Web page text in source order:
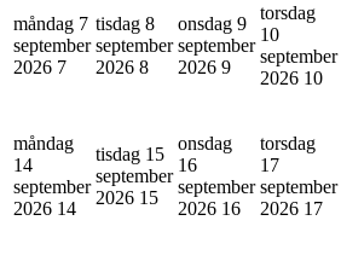
måndag 7
september
2026 7
tisdag 8
september
2026 8
onsdag 9
september
2026 9
torsdag
10
september
2026 10
måndag
14
september
2026 14
tisdag 15
september
2026 15
onsdag
16
september
2026 16
torsdag
17
september
2026 17